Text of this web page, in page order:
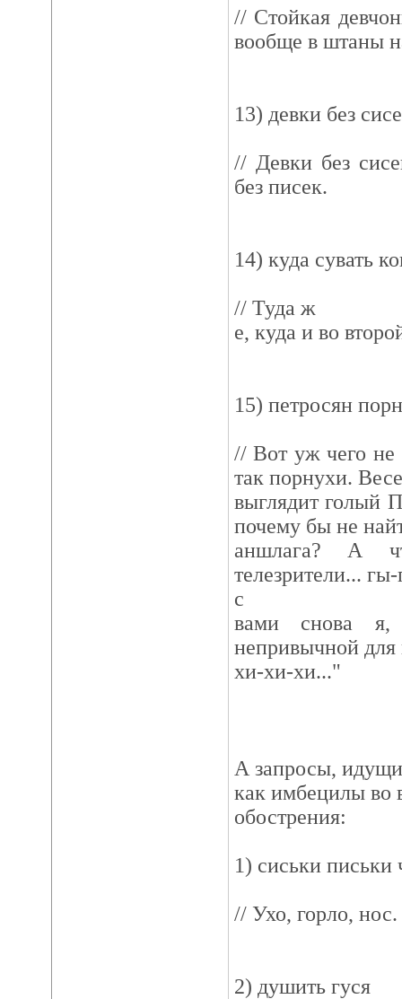
// Стойкая
вообще в штаны
13) девки без
// Девки без
без писек.
14) куда сувать
// Туда ж
е, куда и во
15) петросян
// Вот уж чего не
так порнухи.
выглядит голый
почему бы не
аншлага? А
телезрители...
с
вами снова я,
непривычной для
хи-хи-хи..."
А запросы,
как имбецилы во
обострения:
1) сиськи письки
// Ухо, горло,
2) душить гуся